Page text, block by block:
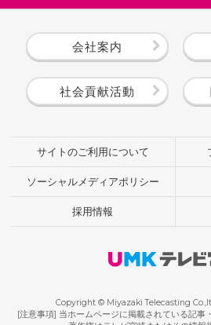
会社案内
社会貢献活動
サイトのご利用について
ソーシャルメディアポリシー
採用情報
Copyright © Miyazaki Telecasting
[注意事項] 当ホームページに掲載されている記事